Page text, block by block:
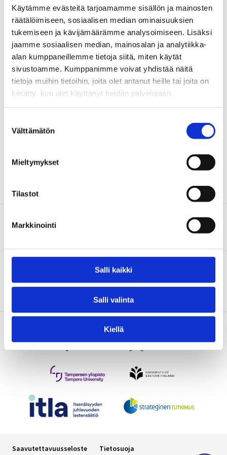
Käytämme evästeitä tarjoamamme sisällön ja mainosten
räätälöimiseen, sosiaalisen median ominaisuuksien
tukemiseen ja kävijämäärämme analysoimiseen. Lisäksi
jaamme sosiaalisen median, mainosalan ja analytiikka-
alan kumppaneillemme tietoja siitä, miten käytät
sivustoamme. Kumppanimme voivat yhdistää näitä
tietoja muihin tietoihin, joita olet antanut heille tai joita on
kerätty, kun olet käyttänyt heidän palvelujaan.
valinta
Välttämätön
Mieltymykset
Tilastot
Markkinointi
Salli kaikki
Salli valinta
Kiellä
Takaisin listaan
Jaa somessa
Ota yhteyttä
IMAGINE-hankkeen tutkimus tukee Kansallisen
mielenterveysstrategian 2020–2030 toimeenpanoa.
Saavutettavuusseloste Tietosuoja